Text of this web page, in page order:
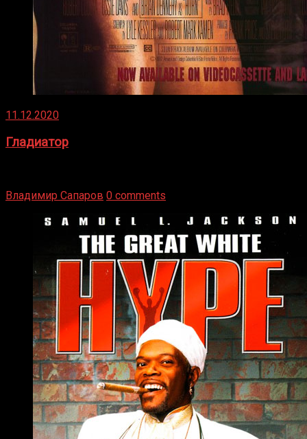
11.12.2020
Гладиатор
Владимир Сапаров 0 comments